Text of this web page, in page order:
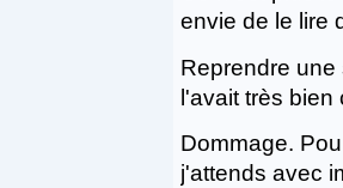
envie de le lire
Reprendre
l'avait très bien
Dommage.
j'attends avec